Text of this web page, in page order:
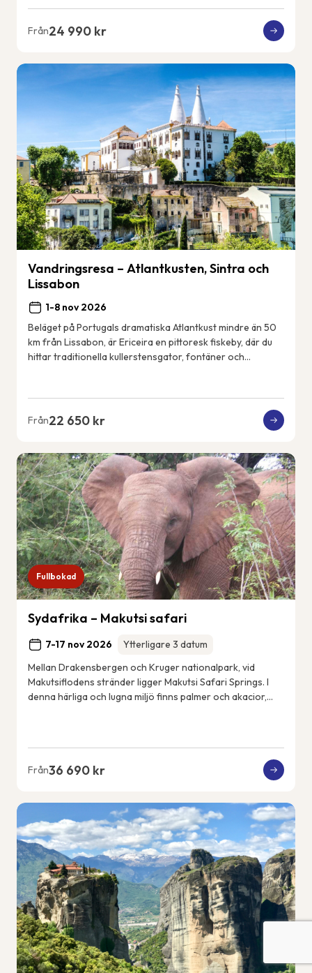
Från24 990 kr
Vandringsresa – Atlantkusten, Sintra och
Lissabon
1-8 nov 2026
Beläget på Portugals dramatiska Atlantkust mindre än 50
km från Lissabon, är Ericeira en pittoresk fiskeby, där du
hittar traditionella kullerstensgator, fontäner och
Från22 650 kr
Fullbokad
Sydafrika – Makutsi safari
7-17 nov 2026
Ytterligare 3 datum
Mellan Drakensbergen och Kruger nationalpark, vid
Makutsiflodens stränder ligger Makutsi Safari Springs. I
denna härliga och lugna miljö finns palmer och akacior,
Från36 690 kr